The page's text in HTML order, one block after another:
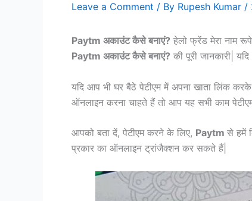
Leave a Comment / By Rupesh Kumar /
Paytm अकाउंट कैसे बनाएं? हेलो फ्रेंड मेरा नाम
Paytm अकाउंट कैसे बनाएं? की पूरी जानकारी|
यदि आप भी घर बैठे पेटीएम में अपना खाता लिंक
ऑनलाइन करना चाहते हैं तो आप यह सभी काम
आपको बता दें, पेटीएम करने के लिए, Paytm से हमें
प्रकार का ऑनलाइन ट्रांजैक्शन कर सकते हैं|